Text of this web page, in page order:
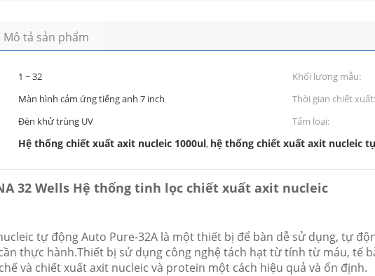
Mô tả sản phẩm
1 ~ 32 Khối lượng mẫu:
Màn hình cảm ứng tiếng anh 7 inch Thời gian chiết xuất:
Đèn khử trùng UV Tấm loại:
Hệ thống chiết xuất axit nucleic 1000ul, hệ thống chiết xuất axit nucleic
32 Wells Hệ thống tinh lọc chiết xuất axit nucleic
tự động Auto Pure-32A là một thiết bị để bàn dễ sử dụng, tự
thực hành.Thiết bị sử dụng công nghệ tách hạt từ tính từ máu, tế
và chiết xuất axit nucleic và protein một cách hiệu quả và ổn định.